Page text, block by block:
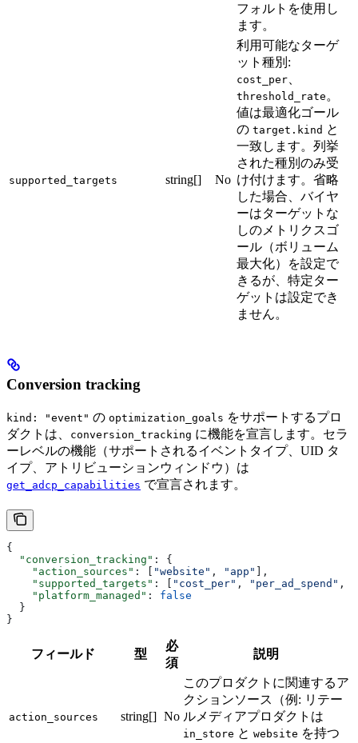
フォルトを使用し
ます。
supported_targets string[] No
利用可能なターゲ
ット種別:
cost_per
threshold_rate 。
値は最適化ゴール
の target.kind と
一致します。列挙
された種別のみ受
け付けます。省略
した場合、バイヤ
ーはターゲットな
しのメトリクスゴ
ール（ボリューム
最大化）を設定で
きるが、特定ター
ゲットは設定でき
ません。
Conversion tracking
kind: "event" の optimization_goals をサポートするプロ
ダクトは、
conversion_tracking に機能を宣言します。セラ
ーレベルの機能（サポートされるイベントタイプ、UID タ
イプ、アトリビューションウィンドウ）は
get_adcp_capabilities で宣言されます。
{
  "conversion_tracking"
: {
    "action_sources"
: [ "website" , "app"
],
    "supported_targets"
: [ "cost_per" , "per_ad_spend" ,
    "platform_managed"
: false
  }
}
フィールド 型
必
須
説明
action_sources string[] No
このプロダクトに関連するア
クションソース（例: リテー
ルメディアプロダクトは
in_store と website を持つ